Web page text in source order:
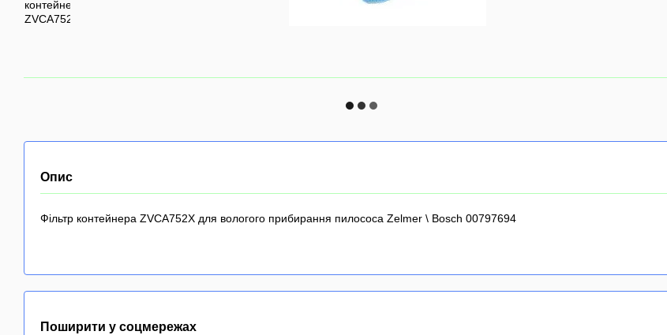
Опис
Фільтр контейнера ZVCA752X для вологого прибирання пилососа Zelmer \ Bosch 00797694
Поширити у соцмережах